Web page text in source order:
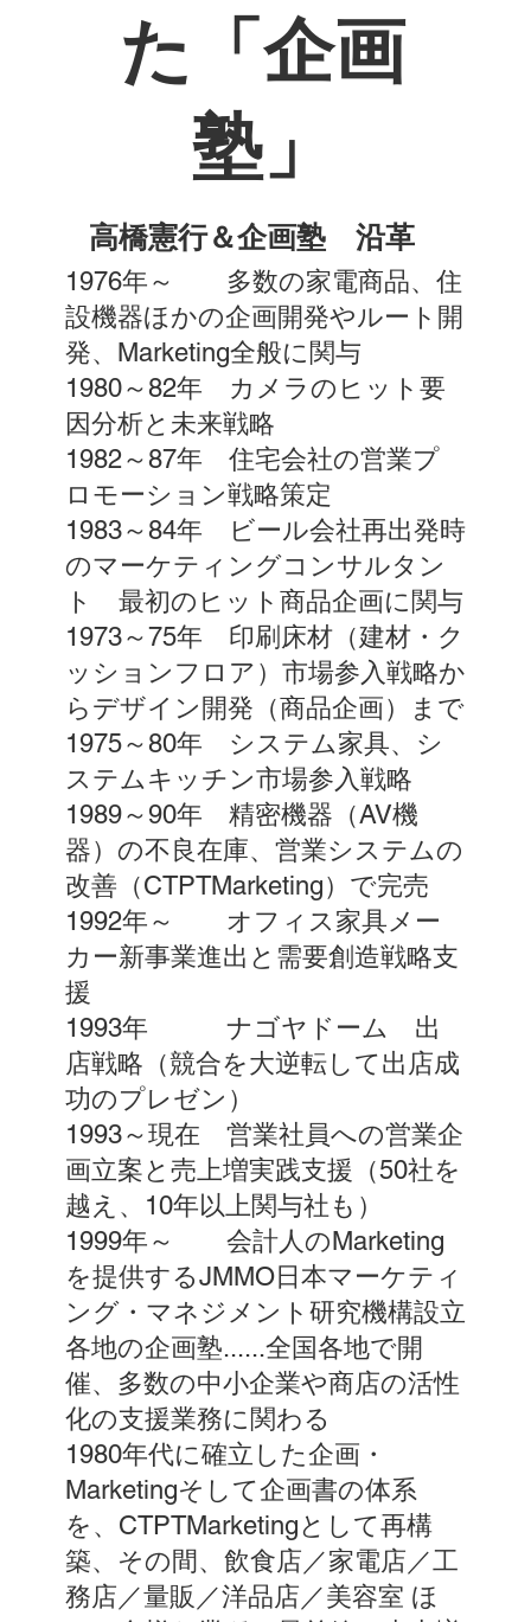
た「企画
塾」
高橋憲行＆企画塾 沿革
1976年～ 多数の家電商品、住
設機器ほかの企画開発やルート開
発、Marketing全般に関与
1980～82年 カメラのヒット要
因分析と未来戦略
1982～87年 住宅会社の営業プ
ロモーション戦略策定
1983～84年 ビール会社再出発時
のマーケティングコンサルタン
ト 最初のヒット商品企画に関与
1973～75年 印刷床材（建材・ク
ッションフロア）市場参入戦略か
らデザイン開発（商品企画）まで
1975～80年 システム家具、シ
ステムキッチン市場参入戦略
1989～90年 精密機器（AV機
器）の不良在庫、営業システムの
改善（CTPTMarketing）で完売
1992年～ オフィス家具メー
カー新事業進出と需要創造戦略支
援
1993年 ナゴヤドーム 出
店戦略（競合を大逆転して出店成
功のプレゼン）
1993～現在 営業社員への営業企
画立案と売上増実践支援（50社を
越え、10年以上関与社も）
1999年～ 会計人のMarketing
を提供するJMMO日本マーケティ
ング・マネジメント研究機構設立
各地の企画塾......全国各地で開
催、多数の中小企業や商店の活性
化の支援業務に関わる
1980年代に確立した企画・
Marketingそして企画書の体系
を、CTPTMarketingとして再構
築、その間、飲食店／家電店／工
務店／量販／洋品店／美容室 ほ